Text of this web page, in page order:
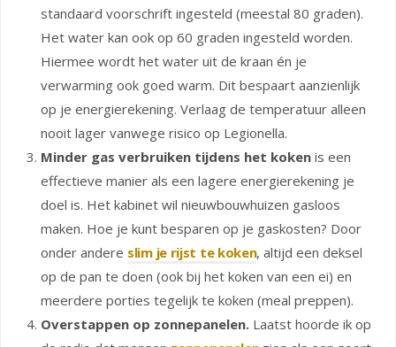
standaard voorschrift ingesteld (meestal 80 graden).
Het water kan ook op 60 graden ingesteld worden.
Hiermee wordt het water uit de kraan én je
verwarming ook goed warm. Dit bespaart aanzienlijk
op je energierekening. Verlaag de temperatuur alleen
nooit lager vanwege risico op Legionella.
Minder gas verbruiken tijdens het koken is een
effectieve manier als een lagere energierekening je
doel is. Het kabinet wil nieuwbouwhuizen gasloos
maken. Hoe je kunt besparen op je gaskosten? Door
onder andere slim je rijst te koken, altijd een deksel
op de pan te doen (ook bij het koken van een ei) en
meerdere porties tegelijk te koken (meal preppen).
Overstappen op zonnepanelen. Laatst hoorde ik op